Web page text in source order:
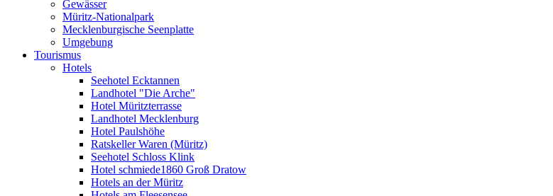
Gewässer
Müritz-Nationalpark
Mecklenburgische Seenplatte
Umgebung
Tourismus
Hotels
Seehotel Ecktannen
Landhotel "Die Arche"
Hotel Müritzterrasse
Landhotel Mecklenburg
Hotel Paulshöhe
Ratskeller Waren (Müritz)
Seehotel Schloss Klink
Hotel schmiede1860 Groß Dratow
Hotels an der Müritz